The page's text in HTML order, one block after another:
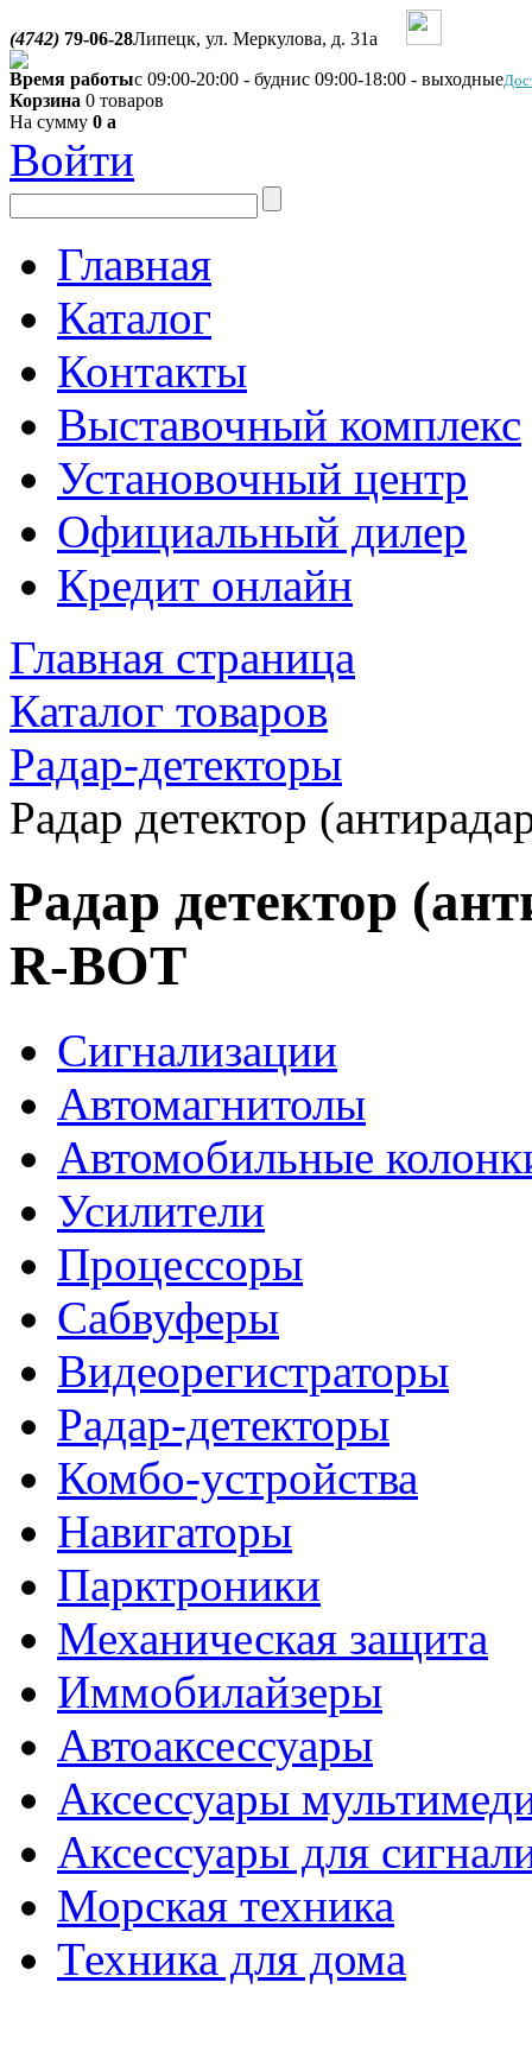
(4742) 79-06-28Липецк, ул. Меркулова, д. 31а
Время работыс 09:00-20:00 - буднис 09:00-18:00 - выходные
Корзина 0 товаров
На сумму 0 a
Войти
Главная
Каталог
Контакты
Выставочный комплекс
Установочный центр
Официальный дилер
Кредит онлайн
Главная страница
Каталог товаров
Радар-детекторы
Радар детектор
Радар детектор
R-BOT
Сигнализации
Автомагнитолы
Автомобильные
Усилители
Процессоры
Сабвуферы
Видеорегистраторы
Радар-детекторы
Комбо-устройства
Навигаторы
Парктроники
Механическая защита
Иммобилайзеры
Автоаксессуары
Аксессуары
Аксессуары для
Морская техника
Техника для дома